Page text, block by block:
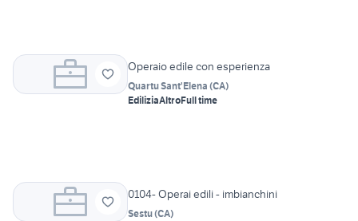
Operaio edile con esperienza
Quartu Sant'Elena (CA)
EdiliziaAltroFull time
0104- Operai edili - imbianchini
Sestu(CA)